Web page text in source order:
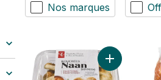
Nos marques
Ajouter